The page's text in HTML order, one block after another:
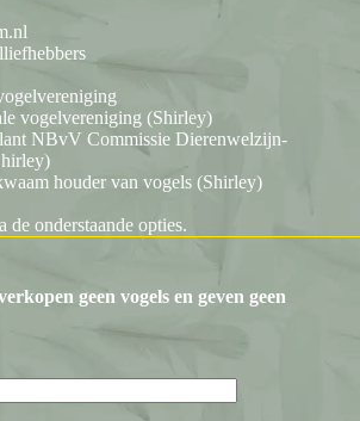
vogelvereniging (Shirley)
NBvV Commissie Dierenwelzijn-
houder van vogels (Shirley)
de onderstaande opties.
geen vogels en geven geen